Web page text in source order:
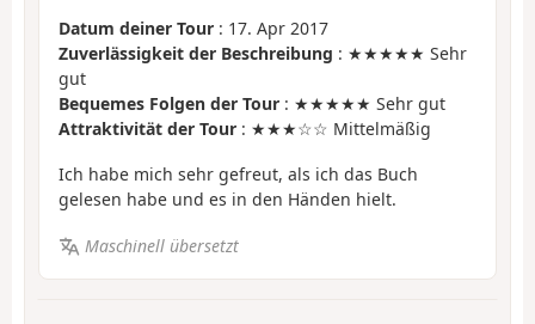
Datum deiner Tour : 17. Apr 2017
Zuverlässigkeit der Beschreibung : ★★★★★ Sehr
gut
Bequemes Folgen der Tour : ★★★★★ Sehr gut
Attraktivität der Tour : ★★★☆☆ Mittelmäßig
Ich habe mich sehr gefreut, als ich das Buch
gelesen habe und es in den Händen hielt.
Maschinell übersetzt